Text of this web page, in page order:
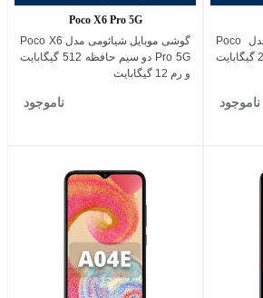
گوشی موبایل شیائومی مدل Poco
C65 4G دو سیم حافظه 256 گیگابایت
ناموجود
Poco X6 Pro 5G
گوشی موبایل شیائومی مدل Poco X6
Pro 5G دو سیم حافظه 512 گیگابایت
و رم 12 گیگابایت
ناموجود